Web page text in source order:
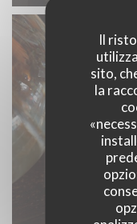
Il
sito,
la